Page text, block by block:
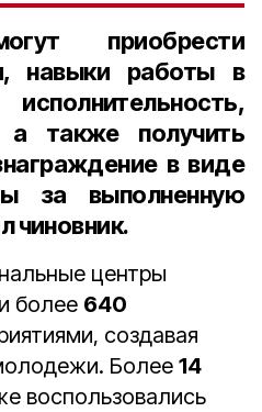
приобрести
навыки работы в
а также получить
в виде
за выполненную
чиновник.
центры
более 640
создавая
Более 14
воспользовались